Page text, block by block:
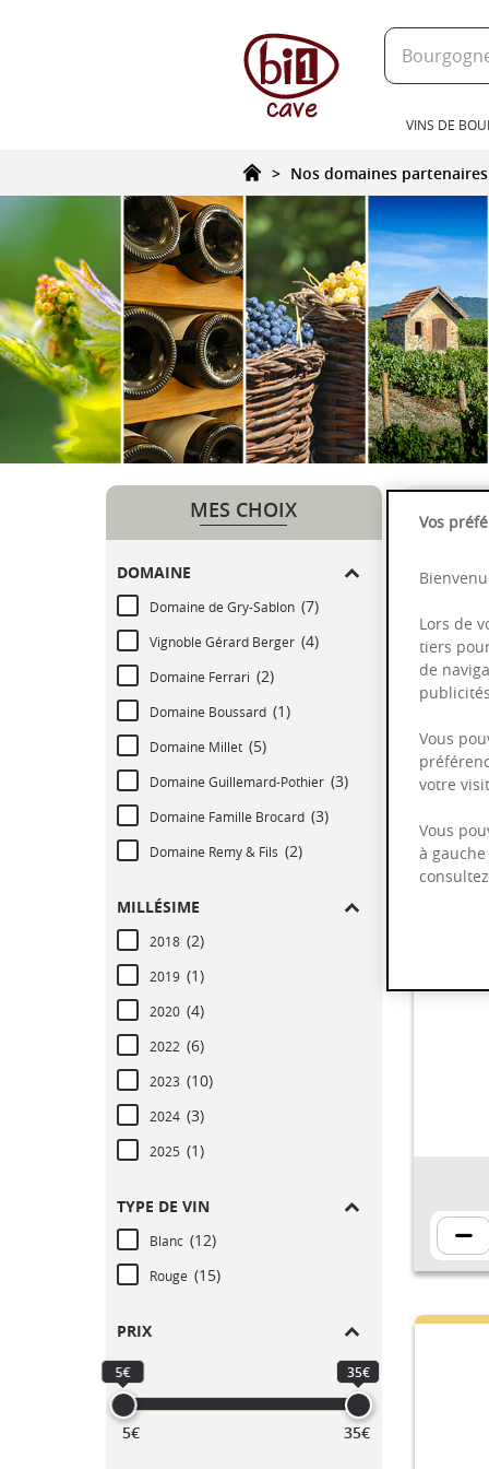
VINS DE
Nos domaines partenaires
MES CHOIX
DOMAINE
Domaine de Gry-Sablon (7)
Vignoble Gérard Berger (4)
Domaine Ferrari (2)
Domaine Boussard (1)
Domaine Millet (5)
Domaine Guillemard-Pothier (3)
Domaine Famille Brocard (3)
Domaine Remy & Fils (2)
MILLÉSIME
2018 (2)
2019 (1)
2020 (4)
2022 (6)
2023 (10)
2024 (3)
2025 (1)
TYPE DE VIN
Blanc (12)
Rouge (15)
PRIX
5€ 35€
5€ 35€
Trier
27
Vos
Lors de
tiers
de
Vous
votre
Vous
à